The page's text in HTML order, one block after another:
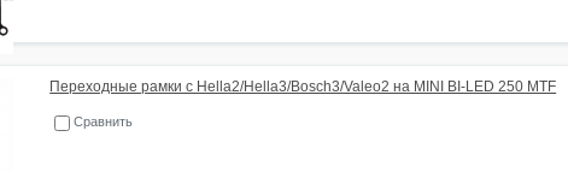
Переходные рамки с Hella2/Hella3/Bosch3/Valeo2 на MINI BI-LED 250 MTF
Сравнить